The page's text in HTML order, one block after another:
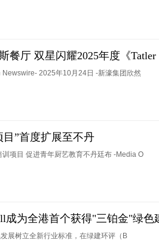
餐厅 双星闪耀2025年度《
2025年10月24日 -新濠集团欣然
”首度扩展至不丹
项目 促进青年厨艺教育不丹廷布 -Media O
成为全港首个获得"三铂金"绿
展树立全新行业标准，在绿建环评（B